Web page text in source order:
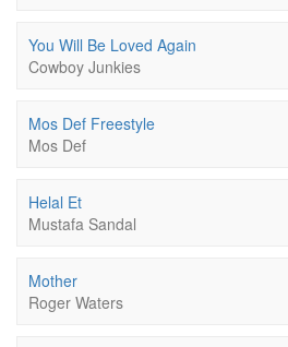
You Will Be Loved Again
Cowboy Junkies
Mos Def Freestyle
Mos Def
Helal Et
Mustafa Sandal
Mother
Roger Waters